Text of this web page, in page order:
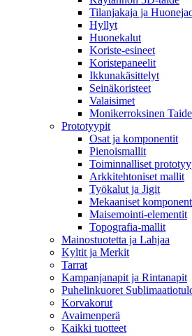
Tilanjakaja ja
Hyllyt
Huonekalut
Koriste-esineet
Koristepaneelit
Ikkunakäsittelyt
Seinäkoristeet
Valaisimet
Monikerroksinen
Prototyypit
Osat ja komponentit
Pienoismallit
Toiminnalliset
Arkkitehtoniset mallit
Työkalut ja Jigit
Mekaaniset
Maisemointi-elementit
Topografia-mallit
Mainostuotetta ja Lahjaa
Kyltit ja Merkit
Tarrat
Kampanjanapit ja Rintanapit
Puhelinkuoret
Korvakorut
Avaimenperä
Kaikki tuotteet